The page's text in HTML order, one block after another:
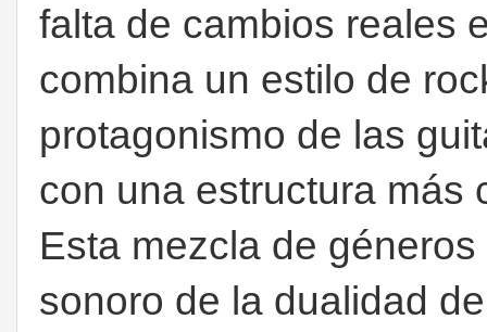
falta de cambios reales
combina un estilo de
protagonismo de las
con una estructura más
Esta mezcla de
sonoro de la dualidad